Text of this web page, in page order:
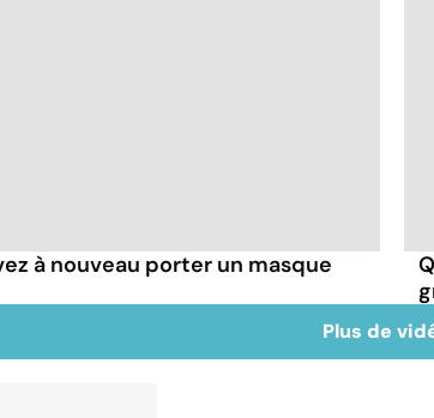
à nouveau porter un masque
Plus de